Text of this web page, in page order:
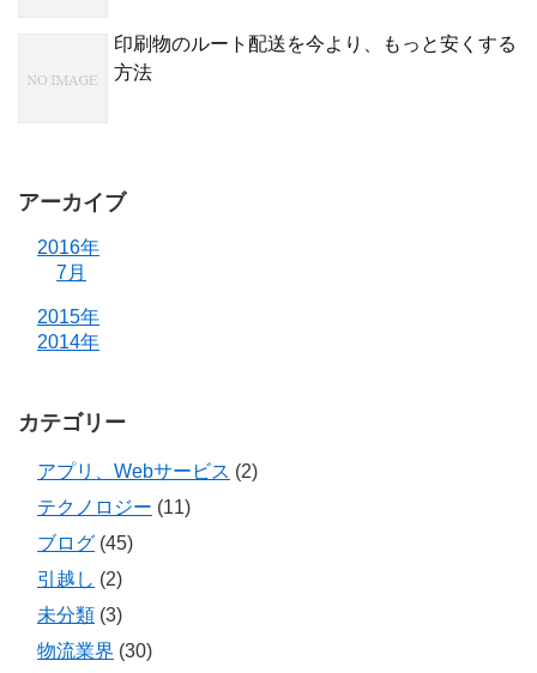
印刷物のルート配送を今より、もっと安くする
方法
アーカイブ
2016年
7月
2015年
2014年
カテゴリー
アプリ、Webサービス (2)
テクノロジー (11)
ブログ (45)
引越し (2)
未分類 (3)
物流業界 (30)